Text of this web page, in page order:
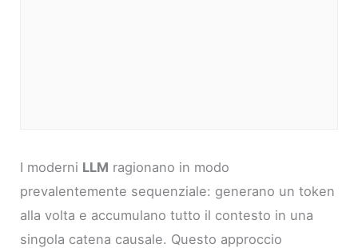
I moderni LLM ragionano in modo
prevalentemente sequenziale: generano un token
alla volta e accumulano tutto il contesto in una
singola catena causale. Questo approccio